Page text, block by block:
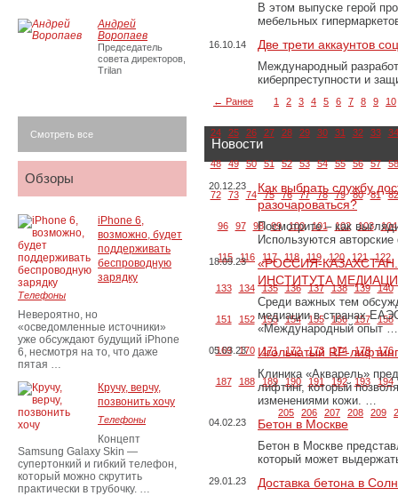
В этом выпуске герой
мебельных
16.10.14 Две трети аккаунтов
Международный
киберпреступности и
← Ранее 1 2 3 4 5 6 7 8 9 10
24 25 26 27 28 29 30 31 32 33 34
48 49 50 51 52 53 54 55 56 57 58
72 73 74 75 76 77 78 79 80 81 82
96 97 98 99 100 101 102 103 104
115 116 117 118 119 120 121 122
133 134 135 136 137 138 139 140
151 152 153 154 155 156 157 158
169 170 171 172 173 174 175 176
187 188 189 190 191 192 193 194
205 206 207 208 209
Новости
20.12.23
Как выбрать службу
разочароваться?
Посмотрите – как
Используются
18.09.23
«РОССИЯ-
ИНСТИТУТА
Среди важных тем
медиации в странах
«Международный опыт …
05.03.23 Игольчатый RF-
Клиника «Акварель»
лифтинг, который
изменениями кожи. …
04.02.23 Бетон в Москве
Бетон в Москве
который может
29.01.23 Доставка бетона в
Андрей
Воропаев
Председатель
совета директоров,
Trilan
Смотреть все
Обзоры
iPhone 6,
возможно, будет
поддерживать
беспроводную
зарядку
Телефоны
Невероятно, но
«осведомленные источники»
уже обсуждают будущий iPhone
6, несмотря на то, что даже
пятая …
Кручу, верчу,
позвонить хочу
Телефоны
Концепт
Samsung Galaxy Skin —
супертонкий и гибкий телефон,
который можно скрутить
практически в трубочку. …